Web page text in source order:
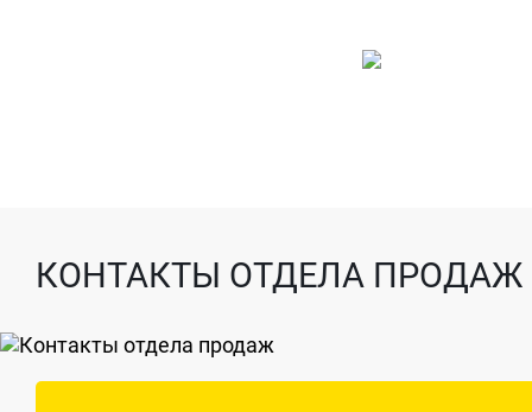
КОНТАКТЫ ОТДЕЛА ПРОДАЖ